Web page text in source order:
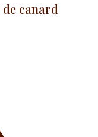
canard